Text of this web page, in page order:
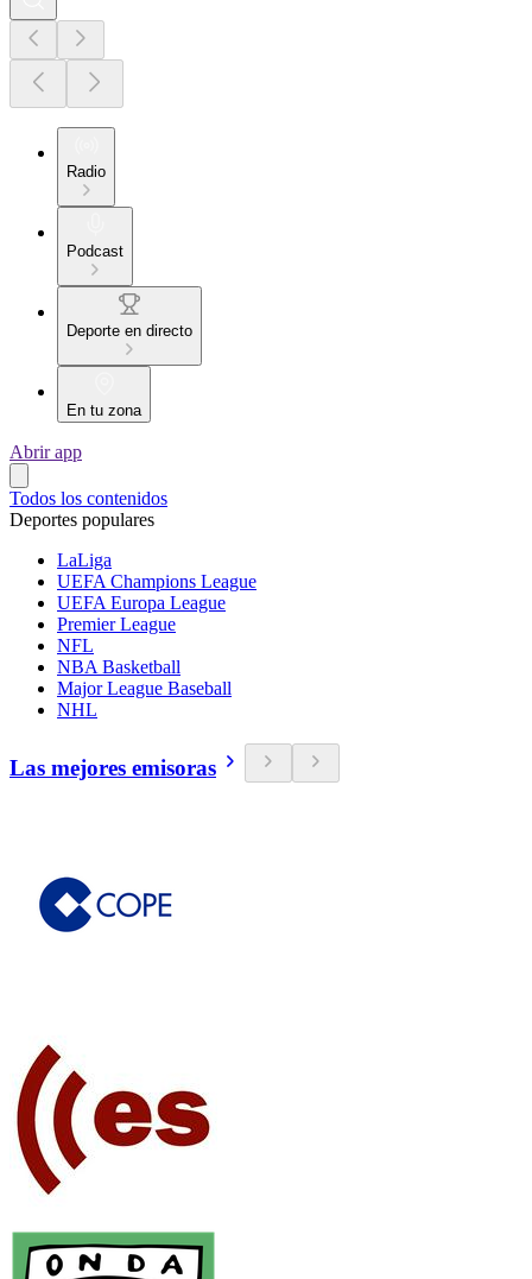
Radio
Podcast
Deporte en directo
En tu zona
Abrir app
Todos los contenidos
Deportes populares
LaLiga
UEFA Champions League
UEFA Europa League
Premier League
NFL
NBA Basketball
Major League Baseball
NHL
Las mejores emisoras